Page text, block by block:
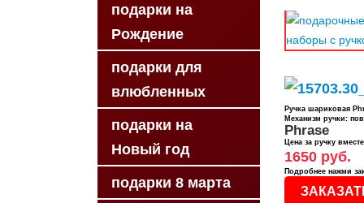
подарки на
Рождение
подарки для
влюбленных
подарки на
Новый год
подарки 8 марта
Ручка шариковая
Механизм ручки:
Phrase
Цена за ручку
1650 руб.
Подробнее нажми